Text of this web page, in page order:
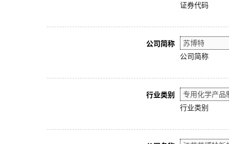
证券代码
公司简称
公司简称
行业类别
行业类别